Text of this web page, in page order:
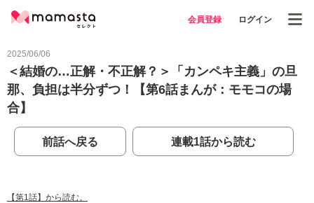
会員登録 ログイン
2025/06/06
＜結婚の…正解・不正解？＞「カンペキ主義」の旦
那、負担は半分ずつ！【第6話まんが：モモコの場
合】
前話へ戻る 連載1話から読む
【第1話】から読む。